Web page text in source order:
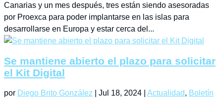
seleccionadas y participaron en la misión prospectiva en
Canarias y un mes después, tres están siendo asesoradas
por Proexca para poder implantarse en las islas para
desarrollarse en Europa y estar cerca del...
Se mantiene abierto el plazo para solicitar
el Kit Digital